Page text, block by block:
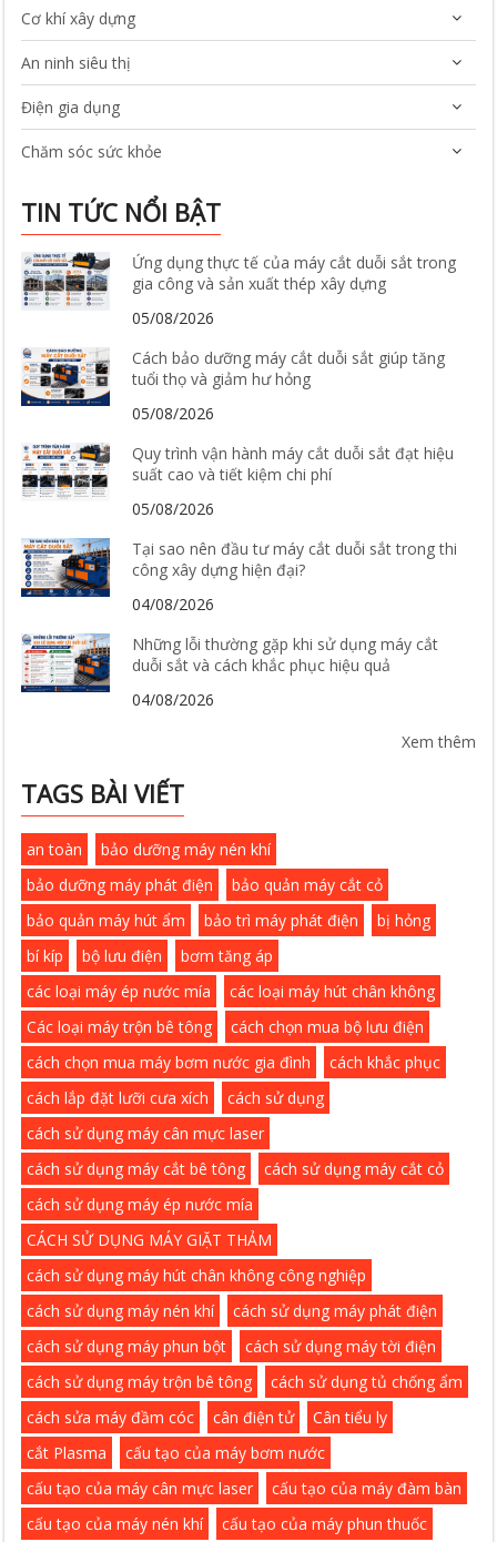
Cơ khí xây dựng
An ninh siêu thị
Điện gia dụng
Chăm sóc sức khỏe
TIN TỨC NỔI BẬT
Ứng dụng thực tế của máy cắt duỗi sắt trong
gia công và sản xuất thép xây dựng
05/08/2026
Cách bảo dưỡng máy cắt duỗi sắt giúp tăng
tuổi thọ và giảm hư hỏng
05/08/2026
Quy trình vận hành máy cắt duỗi sắt đạt hiệu
suất cao và tiết kiệm chi phí
05/08/2026
Tại sao nên đầu tư máy cắt duỗi sắt trong thi
công xây dựng hiện đại?
04/08/2026
Những lỗi thường gặp khi sử dụng máy cắt
duỗi sắt và cách khắc phục hiệu quả
04/08/2026
Xem thêm
TAGS BÀI VIẾT
an toàn
bảo dưỡng máy nén khí
bảo dưỡng máy phát điện
bảo quản máy cắt cỏ
bảo quản máy hút ẩm
bảo trì máy phát điện
bị hỏng
bí kíp
bộ lưu điện
bơm tăng áp
các loại máy ép nước mía
các loại máy hút chân không
Các loại máy trộn bê tông
cách chọn mua bộ lưu điện
cách chọn mua máy bơm nước gia đình
cách khắc phục
cách lắp đặt lưỡi cưa xích
cách sử dụng
cách sử dụng máy cân mực laser
cách sử dụng máy cắt bê tông
cách sử dụng máy cắt cỏ
cách sử dụng máy ép nước mía
CÁCH SỬ DỤNG MÁY GIẶT THẢM
cách sử dụng máy hút chân không công nghiệp
cách sử dụng máy nén khí
cách sử dụng máy phát điện
cách sử dụng máy phun bột
cách sử dụng máy tời điện
cách sử dụng máy trộn bê tông
cách sử dụng tủ chống ẩm
cách sửa máy đầm cóc
cân điện tử
Cân tiểu ly
cắt Plasma
cấu tạo của máy bơm nước
cấu tạo của máy cân mực laser
cấu tạo của máy đàm bàn
cấu tạo của máy nén khí
cấu tạo của máy phun thuốc